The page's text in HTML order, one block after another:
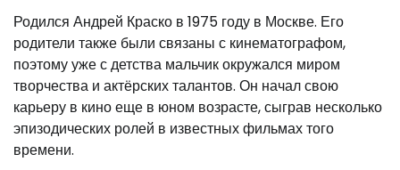
Родился Андрей Краско в 1975 году в Москве. Его
родители также были связаны с кинематографом,
поэтому уже с детства мальчик окружался миром
творчества и актёрских талантов. Он начал свою
карьеру в кино еще в юном возрасте, сыграв несколько
эпизодических ролей в известных фильмах того
времени.